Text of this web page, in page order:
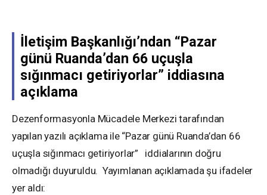
İletişim Başkanlığı’ndan “Pazar
günü Ruanda’dan 66 uçuşla
sığınmacı getiriyorlar” iddiasına
açıklama
Dezenformasyonla Mücadele Merkezi tarafından
yapılan yazılı açıklama ile “Pazar günü Ruanda’dan 66
uçuşla sığınmacı getiriyorlar” iddialarının doğru
olmadığı duyuruldu. Yayımlanan açıklamada şu ifadeler
yer aldı: